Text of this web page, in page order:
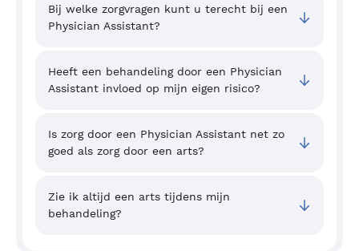
Bij welke zorgvragen kunt u terecht bij een
Physician Assistant?
Heeft een behandeling door een Physician
Assistant invloed op mijn eigen risico?
Is zorg door een Physician Assistant net zo
goed als zorg door een arts?
Zie ik altijd een arts tijdens mijn
behandeling?